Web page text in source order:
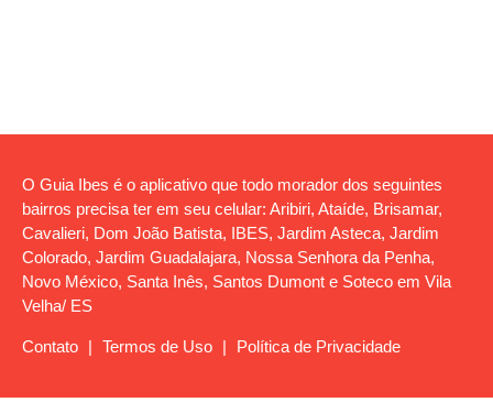
O Guia Ibes é o aplicativo que todo morador dos seguintes
bairros precisa ter em seu celular: Aribiri, Ataíde, Brisamar,
Cavalieri, Dom João Batista, IBES, Jardim Asteca, Jardim
Colorado, Jardim Guadalajara, Nossa Senhora da Penha,
Novo México, Santa Inês, Santos Dumont e Soteco em Vila
Velha/ ES
Contato | Termos de Uso | Política de Privacidade